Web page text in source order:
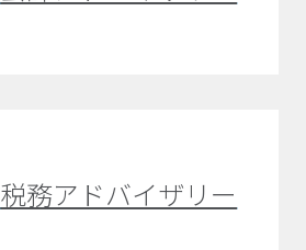
税務アドバイザリー